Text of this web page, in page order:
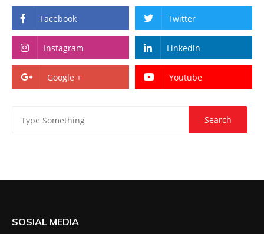
Facebook Twitter
Instagram Linkedin
Google + Youtube
SOSIAL MEDIA